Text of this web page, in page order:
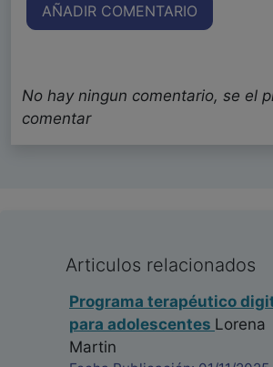
AÑADIR COMENTARIO
No hay ningun comentario, se el
comentar
Articulos relacionados
Programa terapéutico
para adolescentes Lorena
Martin